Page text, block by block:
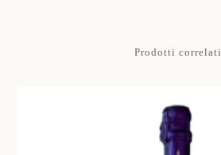
Prodotti correlati